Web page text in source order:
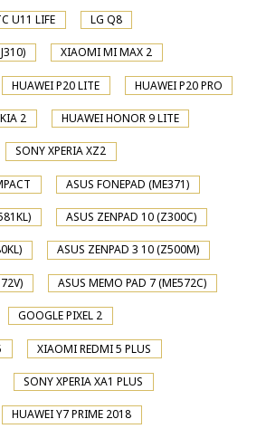
U11 LIFE LG Q8
XIAOMI MI MAX 2
HUAWEI P20 LITE HUAWEI P20 PRO
2 HUAWEI HONOR 9 LITE
SONY XPERIA XZ2
ASUS FONEPAD (ME371)
ASUS ZENPAD 10 (Z300C)
ASUS ZENPAD 3 10 (Z500M)
ASUS MEMO PAD 7 (ME572C)
GOOGLE PIXEL 2
XIAOMI REDMI 5 PLUS
SONY XPERIA XA1 PLUS
HUAWEI Y7 PRIME 2018